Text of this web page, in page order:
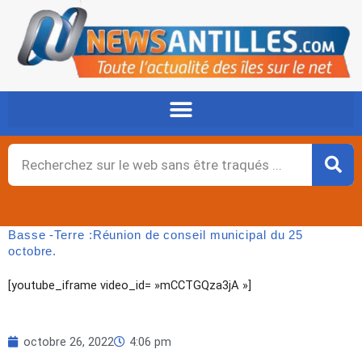
contenu
Rechercher
Basse -Terre :Réunion de conseil municipal du 25
octobre.
[youtube_iframe video_id= »mCCTGQza3jA »]
octobre 26, 2022 4:06 pm